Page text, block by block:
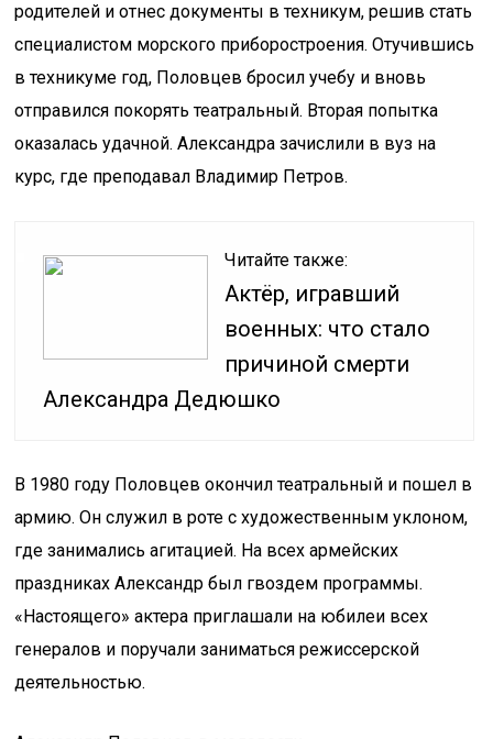
родителей и отнес документы в техникум, решив стать
специалистом морского приборостроения. Отучившись
в техникуме год, Половцев бросил учебу и вновь
отправился покорять театральный. Вторая попытка
оказалась удачной. Александра зачислили в вуз на
курс, где преподавал Владимир Петров.
Читайте также:
Актёр, игравший
военных: что стало
причиной смерти
Александра Дедюшко
В 1980 году Половцев окончил театральный и пошел в
армию. Он служил в роте с художественным уклоном,
где занимались агитацией. На всех армейских
праздниках Александр был гвоздем программы.
«Настоящего» актера приглашали на юбилеи всех
генералов и поручали заниматься режиссерской
деятельностью.